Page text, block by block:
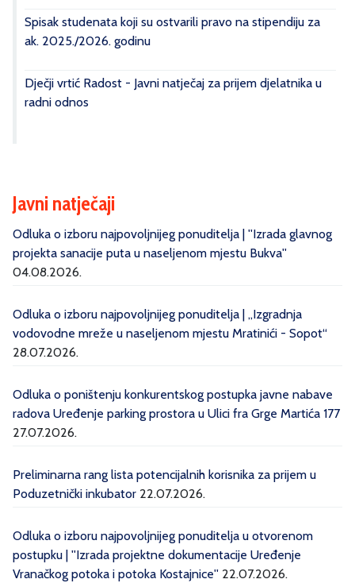
Spisak studenata koji su ostvarili pravo na stipendiju za
ak. 2025./2026. godinu
Dječji vrtić Radost - Javni natječaj za prijem djelatnika u
radni odnos
Javni natječaji
Odluka o izboru najpovoljnijeg ponuditelja | ''Izrada glavnog
projekta sanacije puta u naseljenom mjestu Bukva''
04.08.2026.
Odluka o izboru najpovoljnijeg ponuditelja | „Izgradnja
vodovodne mreže u naseljenom mjestu Mratinići - Sopot“
28.07.2026.
Odluka o poništenju konkurentskog postupka javne nabave
radova Uređenje parking prostora u Ulici fra Grge Martića 177
27.07.2026.
Preliminarna rang lista potencijalnih korisnika za prijem u
Poduzetnički inkubator 22.07.2026.
Odluka o izboru najpovoljnijeg ponuditelja u otvorenom
postupku | ''Izrada projektne dokumentacije Uređenje
Vranačkog potoka i potoka Kostajnice'' 22.07.2026.